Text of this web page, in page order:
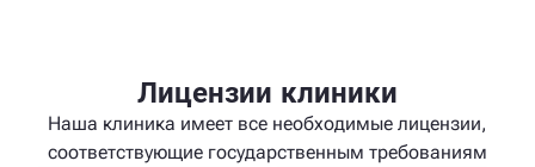
Лицензии клиники
Наша клиника имеет все необходимые лицензии,
соответствующие государственным требованиям